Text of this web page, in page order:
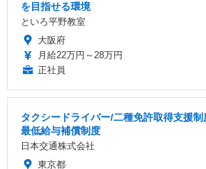
を目指せる環境
といろ平野教室
大阪府
月給22万円～28万円
正社員
タクシードライバー/二種免許取得支援
最低給与補償制度
日本交通株式会社
東京都